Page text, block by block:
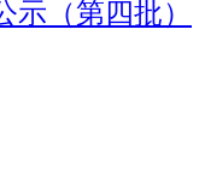
（第四批）